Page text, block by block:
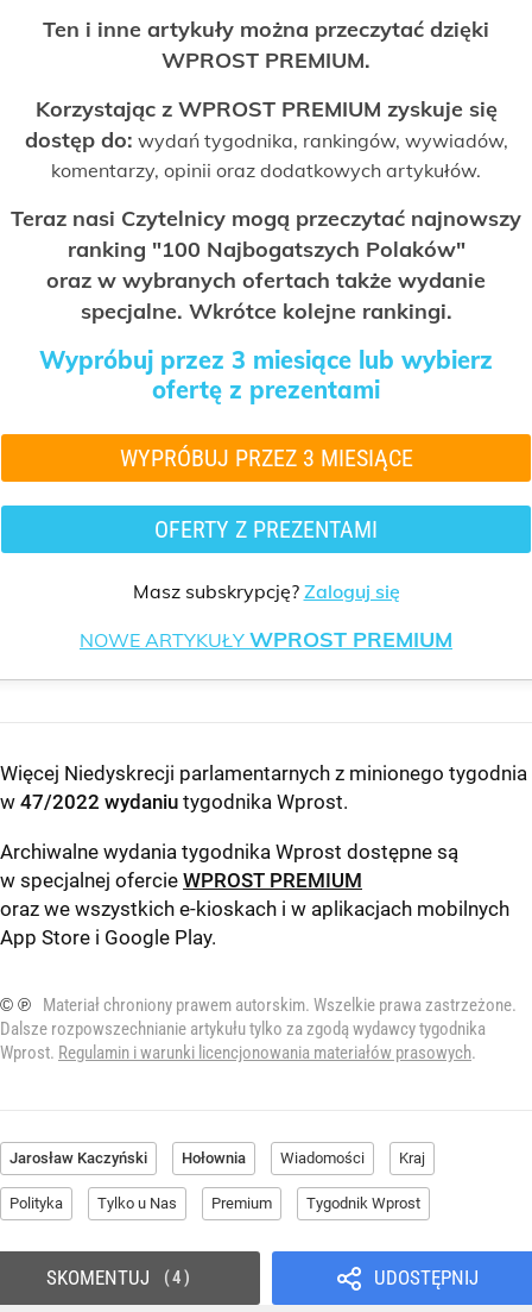
Ten i inne artykuły można przeczytać dzięki
WPROST PREMIUM.
Korzystając z WPROST PREMIUM zyskuje się
dostęp do: wydań tygodnika, rankingów, wywiadów,
komentarzy, opinii oraz dodatkowych artykułów.
Teraz nasi Czytelnicy mogą przeczytać najnowszy
ranking "100 Najbogatszych Polaków"
oraz w wybranych ofertach także wydanie
specjalne. Wkrótce kolejne rankingi.
Wypróbuj przez 3 miesiące lub wybierz
ofertę z prezentami
WYPRÓBUJ PRZEZ 3 MIESIĄCE
OFERTY Z PREZENTAMI
Masz subskrypcję? Zaloguj się
NOWE ARTYKUŁY WPROST PREMIUM
Więcej Niedyskrecji parlamentarnych z minionego tygodnia
w 47/2022 wydaniu tygodnika Wprost.
Archiwalne wydania tygodnika Wprost dostępne są
w specjalnej ofercie WPROST PREMIUM
oraz we wszystkich e-kioskach i w aplikacjach mobilnych
App Store i Google Play.
© ℗
Materiał chroniony prawem autorskim. Wszelkie prawa zastrzeżone.
Dalsze rozpowszechnianie artykułu tylko za zgodą wydawcy tygodnika
Wprost. Regulamin i warunki licencjonowania materiałów prasowych.
Jarosław Kaczyński Hołownia Wiadomości Kraj
Polityka Tylko u Nas Premium Tygodnik Wprost
UDOSTĘPNIJ
SKOMENTUJ 4